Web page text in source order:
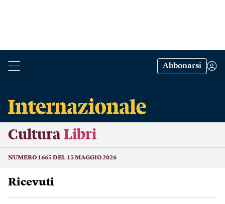
Abbonarsi
Cultura Libri
NUMERO 1665 DEL 15 MAGGIO 2026
Ricevuti